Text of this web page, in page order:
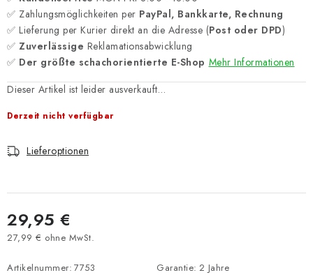
✅ Zahlungsmöglichkeiten per PayPal, Bankkarte, Rechnung
✅ Lieferung per Kurier direkt an die Adresse (Post oder DPD)
✅ Zuverlässige Reklamationsabwicklung
✅ Der größte schachorientierte E-Shop Mehr Informationen
Dieser Artikel ist leider ausverkauft…
Derzeit nicht verfügbar
Lieferoptionen
29,95 €
27,99 € ohne MwSt.
Artikelnummer: 7753 Garantie: 2 Jahre